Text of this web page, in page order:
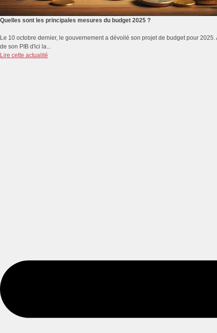
Quelles sont les principales mesures du budget 2025 ?
Le 10 octobre dernier, le gouvernement a dévoilé son projet de budget pour
de son PIB d'ici la...
Lire cette actualité